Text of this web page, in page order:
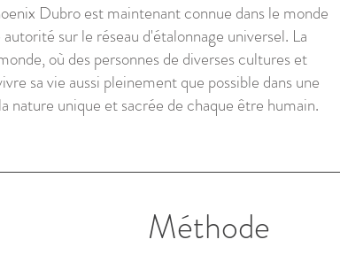
Dubro est maintenant connue dans le monde
sur le réseau d'étalonnage universel. La
où des personnes de diverses cultures et
sa vie aussi pleinement que possible dans une
nature unique et sacrée de chaque être humain.
Méthode